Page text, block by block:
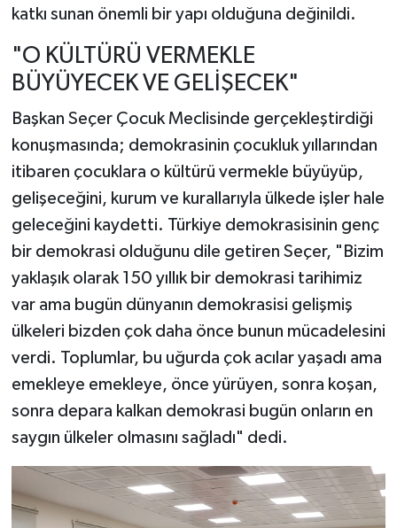
katkı sunan önemli bir yapı olduğuna değinildi.
"O KÜLTÜRÜ VERMEKLE
BÜYÜYECEK VE GELİŞECEK"
Başkan Seçer Çocuk Meclisinde gerçekleştirdiği
konuşmasında; demokrasinin çocukluk yıllarından
itibaren çocuklara o kültürü vermekle büyüyüp,
gelişeceğini, kurum ve kurallarıyla ülkede işler hale
geleceğini kaydetti. Türkiye demokrasisinin genç
bir demokrasi olduğunu dile getiren Seçer, "Bizim
yaklaşık olarak 150 yıllık bir demokrasi tarihimiz
var ama bugün dünyanın demokrasisi gelişmiş
ülkeleri bizden çok daha önce bunun mücadelesini
verdi. Toplumlar, bu uğurda çok acılar yaşadı ama
emekleye emekleye, önce yürüyen, sonra koşan,
sonra depara kalkan demokrasi bugün onların en
saygın ülkeler olmasını sağladı" dedi.